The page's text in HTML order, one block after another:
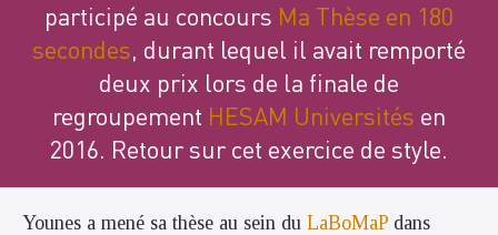
participé au concours Ma Thèse en 180
secondes, durant lequel il avait remporté
deux prix lors de la finale de
regroupement HESAM Universités en
2016. Retour sur cet exercice de style.
Younes a mené sa thèse au sein du LaBoMaP dans